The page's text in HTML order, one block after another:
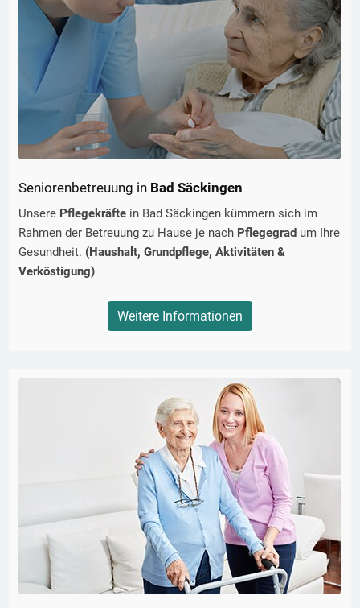
Seniorenbetreuung in Bad Säckingen
Unsere Pflegekräfte in Bad Säckingen kümmern sich im
Rahmen der Betreuung zu Hause je nach Pflegegrad um Ihre
Gesundheit. (Haushalt, Grundpflege, Aktivitäten &
Verköstigung)
Weitere Informationen